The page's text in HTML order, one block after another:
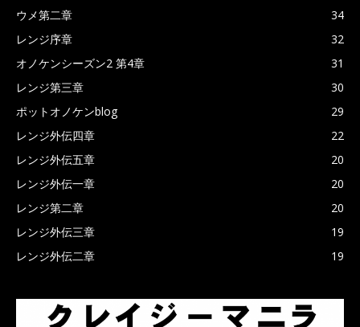
ウメ第二章
34
レンジ序章
32
オノケンシーズン2 第4章
31
レンジ第三章
30
ポットオノケンblog
29
レンジ外伝四章
22
レンジ外伝五章
20
レンジ外伝一章
20
レンジ第二章
20
レンジ外伝三章
19
レンジ外伝二章
19